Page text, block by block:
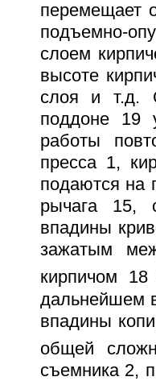
перемещает
подъемно-
слоем
высоте
слоя и т.д.
поддоне 19
работы
пресса 1,
подаются на
рычага 15,
впадины
зажатым
кирпичом
дальнейшем
впадины
общей
съемника 2,